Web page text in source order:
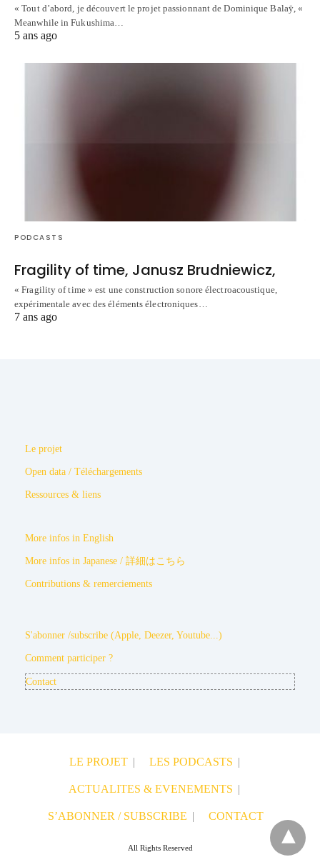
« Tout d’abord, je découvert le projet passionnant de Dominique Balaÿ, «
Meanwhile in Fukushima…
5 ans ago
PODCASTS
Fragility of time, Janusz Brudniewicz,
« Fragility of time » est une construction sonore électroacoustique,
expérimentale avec des éléments électroniques…
7 ans ago
Le projet
Open data / Téléchargements
Ressources & liens
More infos in English
More infos in Japanese / 詳細はこちら
Contributions & remerciements
S'abonner /subscribe (Apple, Deezer, Youtube...)
Comment participer ?
Contact
LE PROJET LES PODCASTS
ACTUALITES & EVENEMENTS
S’ABONNER / SUBSCRIBE CONTACT
All Rights Reserved